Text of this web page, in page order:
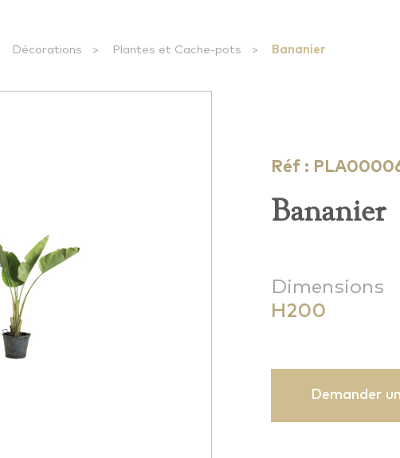
Décorations > Plantes et Cache-pots > Bananier
Réf :
Bananier
Dimensions
H200
Demander